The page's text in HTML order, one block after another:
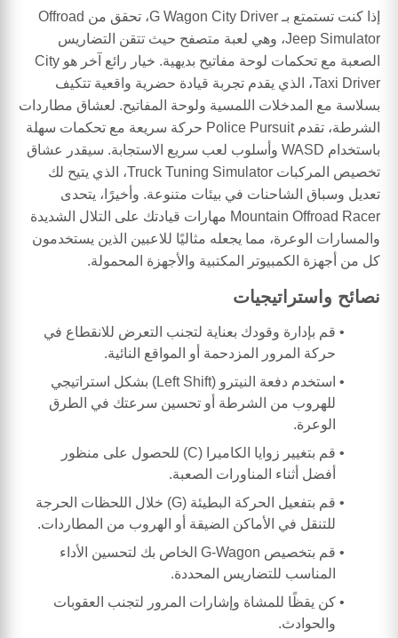
إذا كنت تستمتع بـ G Wagon City Driver، تحقق من Offroad
Jeep Simulator، وهي لعبة متصفح حيث تتقن التضاريس
الصعبة مع تحكمات لوحة مفاتيح بديهية. خيار رائع آخر هو City
Taxi Driver، الذي يقدم تجربة قيادة حضرية واقعية تتكيف
بسلاسة مع المدخلات اللمسية ولوحة المفاتيح. لعشاق مطاردات
الشرطة، تقدم Police Pursuit حركة سريعة مع تحكمات سهلة
باستخدام WASD وأسلوب لعب سريع الاستجابة. سيقدر عشاق
تخصيص المركبات Truck Tuning Simulator، الذي يتيح لك
تعديل وسباق الشاحنات في بيئات متنوعة. وأخيرًا، يتحدى
Mountain Offroad Racer مهارات قيادتك على التلال الشديدة
والمسارات الوعرة، مما يجعله مثاليًا للاعبين الذين يستخدمون
كل من أجهزة الكمبيوتر المكتبية والأجهزة المحمولة.
نصائح واستراتيجيات
قم بإدارة وقودك بعناية لتجنب التعرض للانقطاع في
حركة المرور المزدحمة أو المواقع النائية.
استخدم دفعة النيترو (Left Shift) بشكل استراتيجي
للهروب من الشرطة أو تحسين سرعتك في الطرق
الوعرة.
قم بتغيير زوايا الكاميرا (C) للحصول على منظور
أفضل أثناء المناورات الصعبة.
قم بتفعيل الحركة البطيئة (G) خلال اللحظات الحرجة
للتنقل في الأماكن الضيقة أو الهروب من المطاردات.
قم بتخصيص G-Wagon الخاص بك لتحسين الأداء
المناسب للتضاريس المحددة.
كن يقظًا للمشاة وإشارات المرور لتجنب العقوبات
والحوادث.